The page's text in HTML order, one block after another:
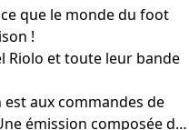
que le monde du foot
!
Riolo et toute leur bande
aux commandes de
émission composée de